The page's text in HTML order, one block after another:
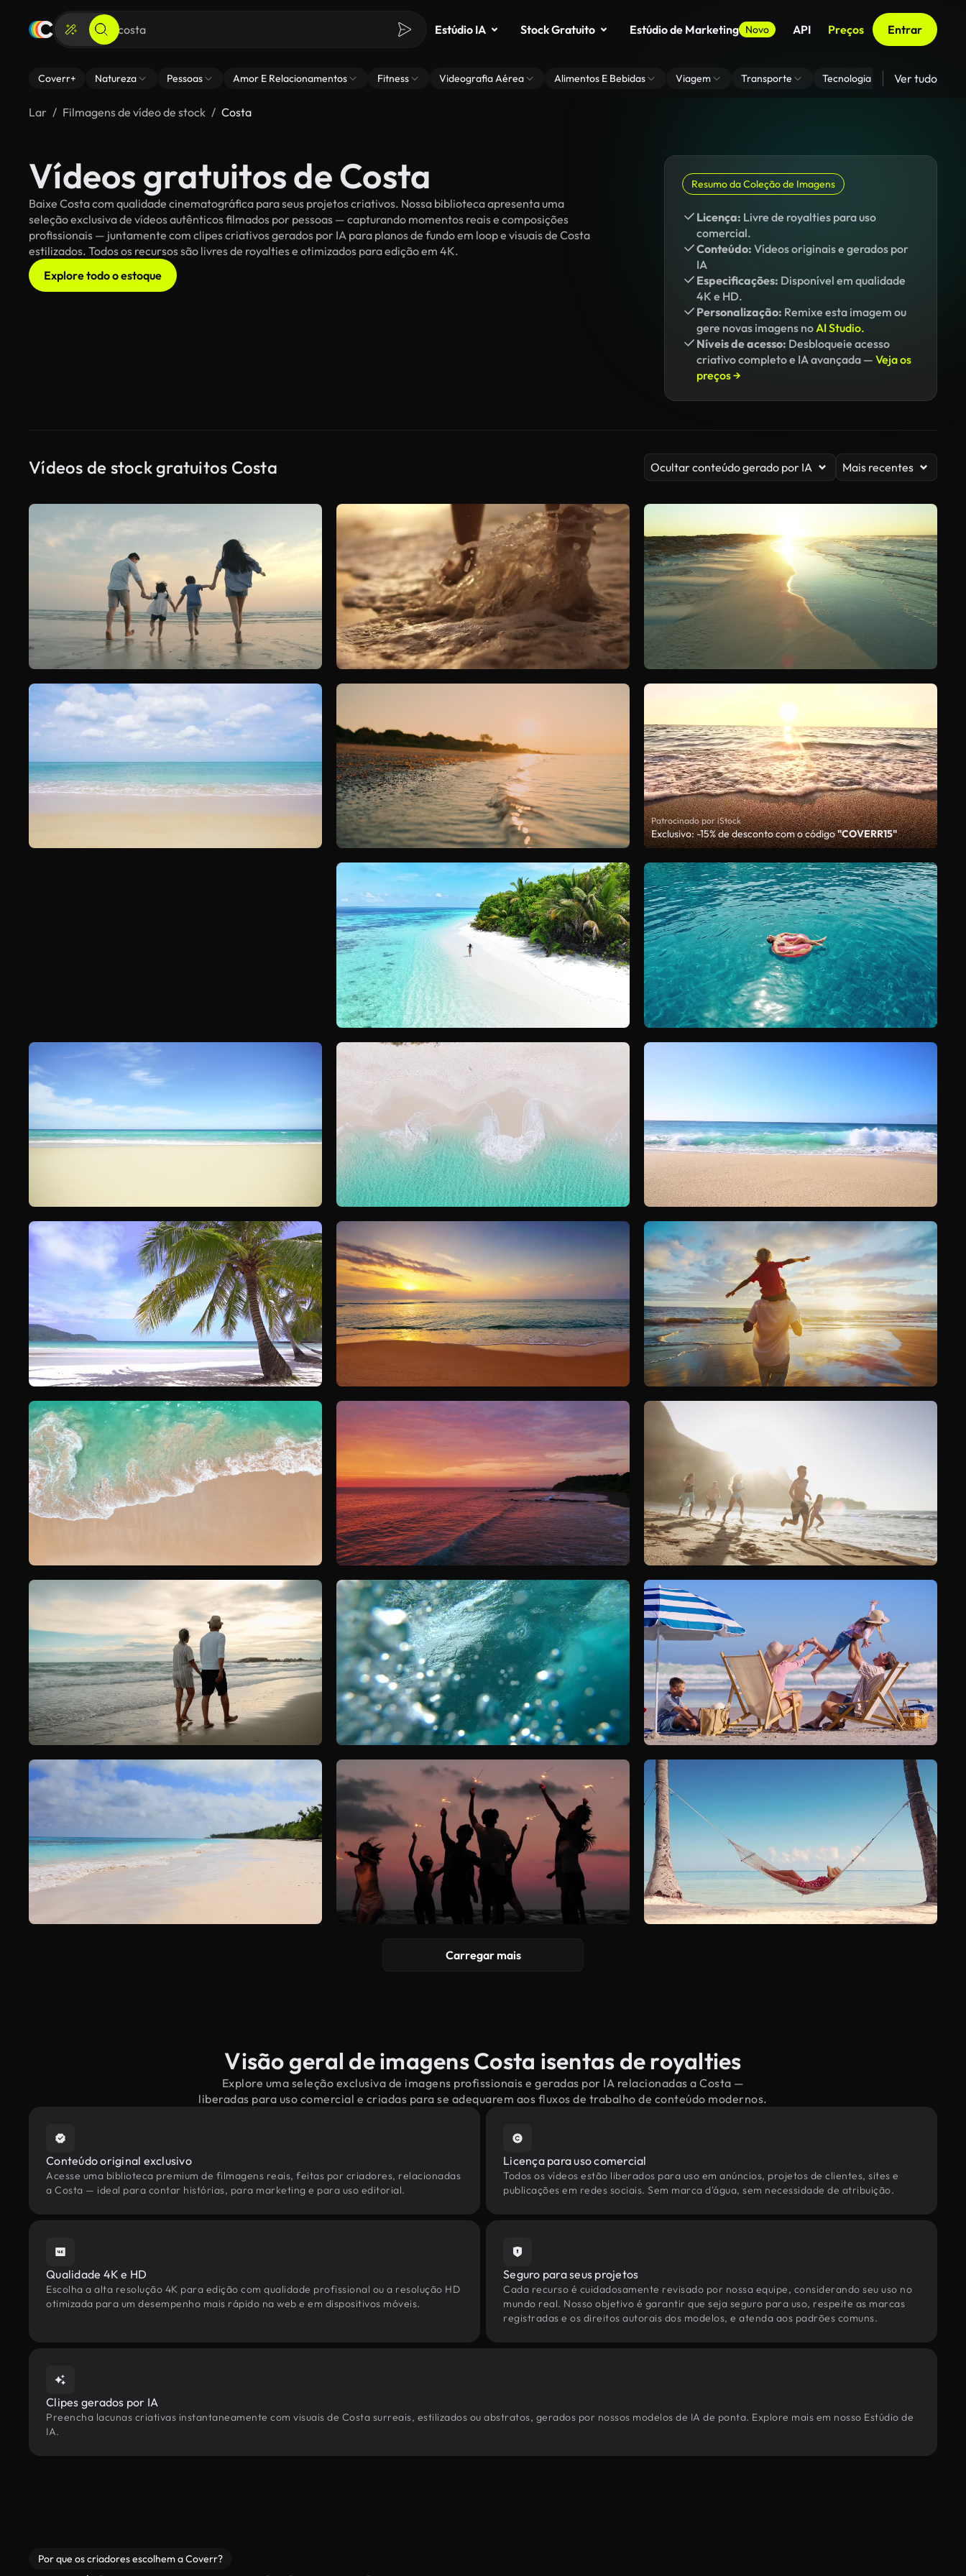
Estúdio IA Stock Gratuito Estúdio de Marketing Novo API Preços Entrar
Coverr+ Natureza Pessoas Amor E Relacionamentos Fitness Videografia Aérea Alimentos E Bebidas Viagem Transporte Tecnologia Zoom De
Ver tudo
Lar Filmagens de vídeo de stock Costa
Vídeos gratuitos de Costa
Baixe Costa com qualidade cinematográfica para seus projetos criativos. Nossa biblioteca apresenta uma
seleção exclusiva de vídeos autênticos filmados por pessoas — capturando momentos reais e composições
profissionais — juntamente com clipes criativos gerados por IA para planos de fundo em loop e visuais de Costa
estilizados. Todos os recursos são livres de royalties e otimizados para edição em 4K.
Explore todo o estoque
Resumo da Coleção de Imagens
Licença: Livre de royalties para uso
comercial.
Conteúdo: Vídeos originais e gerados por
IA
Especificações: Disponível em qualidade
4K e HD.
Personalização: Remixe esta imagem ou
gere novas imagens noAI Studio.
Níveis de acesso: Desbloqueie acesso
criativo completo e IA avançada — Veja os
preços →
Vídeos de stock gratuitos Costa Ocultar conteúdo gerado por IA Mais recentes
Patrocinado por iStock
Exclusivo: -15% de desconto com o código"COVERR15"
Carregar mais
Visão geral de imagens Costa isentas de royalties
Explore uma seleção exclusiva de imagens profissionais e geradas por IA relacionadas a Costa —
liberadas para uso comercial e criadas para se adequarem aos fluxos de trabalho de conteúdo modernos.
Conteúdo original exclusivo
Acesse uma biblioteca premium de filmagens reais, feitas por criadores, relacionadas
a Costa — ideal para contar histórias, para marketing e para uso editorial.
Licença para uso comercial
Todos os vídeos estão liberados para uso em anúncios, projetos de clientes, sites e
publicações em redes sociais. Sem marca d'água, sem necessidade de atribuição.
Qualidade 4K e HD
Escolha a alta resolução 4K para edição com qualidade profissional ou a resolução HD
otimizada para um desempenho mais rápido na web e em dispositivos móveis.
Seguro para seus projetos
Cada recurso é cuidadosamente revisado por nossa equipe, considerando seu uso no
mundo real. Nosso objetivo é garantir que seja seguro para uso, respeite as marcas
registradas e os direitos autorais dos modelos, e atenda aos padrões comuns.
Clipes gerados por IA
Preencha lacunas criativas instantaneamente com visuais de Costa surreais, estilizados ou abstratos, gerados por nossos modelos de IA de ponta. Explore mais em nosso Estúdio de
IA.
Por que os criadores escolhem a Coverr?